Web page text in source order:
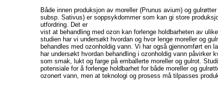
Både innen produksjon av moreller (Prunus avium) og
subsp. Sativus) er soppsykdommer som kan gi store
utfordring. Det er
vist at behandling med ozon kan forlenge holdbarheten av
studien har vi undersøkt hvordan og hvor lenge moreller og
behandles med ozonholdig vann. Vi har også gjennomført en
har undersøkt hvordan behandling i ozonholdig vann påvirker
som smak, lukt og farge på emballerte moreller og gulrot.
potensiale for å forlenge holdbarhet for både moreller og
ozonert vann, men at teknologi og prosess må tilpasses